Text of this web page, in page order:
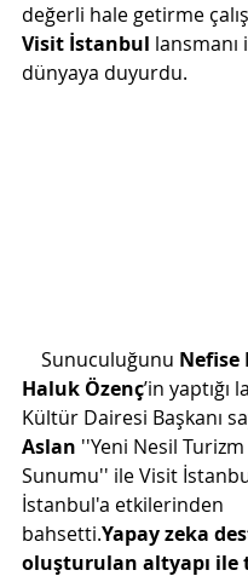
değerli hale getirme
Visit İstanbul lansmanı
dünyaya duyurdu.
Sunuculuğunu Nefise
Haluk Özenç’in yaptığı
Kültür Dairesi Başkanı
Aslan ''Yeni Nesil
Sunumu'' ile Visit
İstanbul'a etkilerinden
bahsetti.Yapay zeka
oluşturulan altyapı